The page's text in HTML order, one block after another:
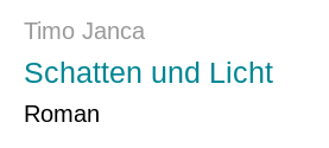
Timo Janca
Schatten und Licht
Roman